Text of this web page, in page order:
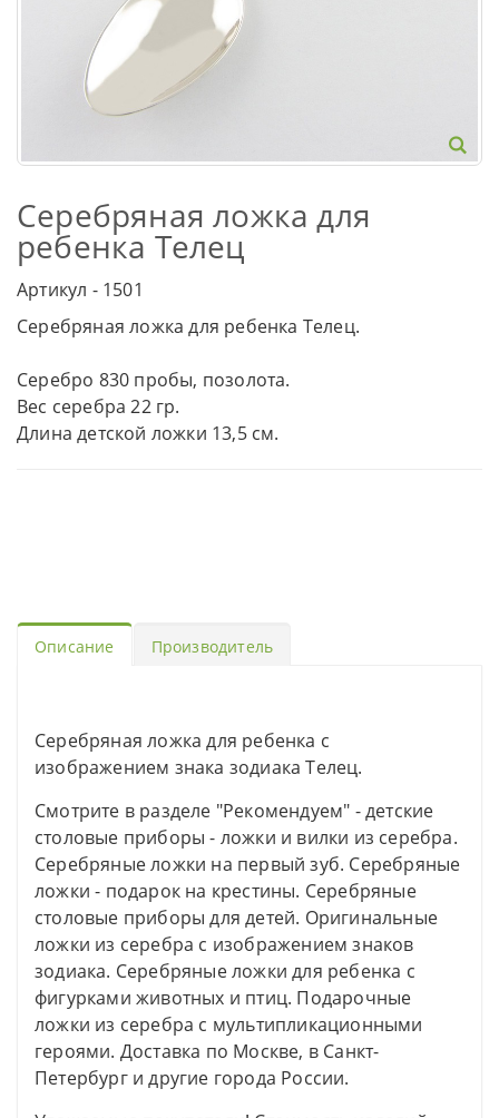
Серебряная ложка для
ребенка Телец
Артикул - 1501
Серебряная ложка для ребенка Телец.
Серебро 830 пробы, позолота.
Вес серебра 22 гр.
Длина детской ложки 13,5 см.
Описание Производитель
Серебряная ложка для ребенка с
изображением знака зодиака Телец.
Смотрите в разделе "Рекомендуем" - детские
столовые приборы - ложки и вилки из серебра.
Серебряные ложки на первый зуб. Серебряные
ложки - подарок на крестины. Серебряные
столовые приборы для детей. Оригинальные
ложки из серебра с изображением знаков
зодиака. Серебряные ложки для ребенка с
фигурками животных и птиц. Подарочные
ложки из серебра с мультипликационными
героями. Доставка по Москве, в Санкт-
Петербург и другие города России.